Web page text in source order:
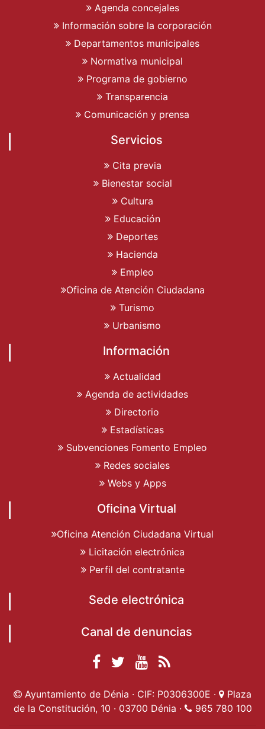
Agenda concejales
Información sobre la corporación
Departamentos municipales
Normativa municipal
Programa de gobierno
Transparencia
Comunicación y prensa
Servicios
Cita previa
Bienestar social
Cultura
Educación
Deportes
Hacienda
Empleo
Oficina de Atención Ciudadana
Turismo
Urbanismo
Información
Actualidad
Agenda de actividades
Directorio
Estadísticas
Subvenciones Fomento Empleo
Redes sociales
Webs y Apps
Oficina Virtual
Oficina Atención Ciudadana Virtual
Licitación electrónica
Perfil del contratante
Sede electrónica
Canal de denuncias
Facebook
Ayuntamiento de
Dénia
Ayuntamiento de
Dénia
Ayuntamiento
de Dénia
Actualidad
Ayuntamiento de Dénia · CIF: P0306300E ·
Plaza
de la Constitución, 10 · 03700 Dénia ·
965 780 100